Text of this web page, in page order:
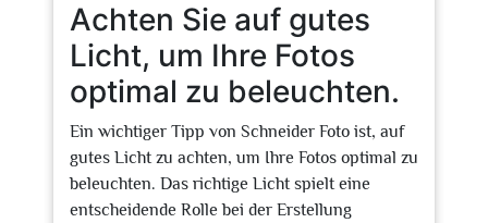
Achten Sie auf gutes
Licht, um Ihre Fotos
optimal zu beleuchten.
Ein wichtiger Tipp von Schneider Foto ist, auf
gutes Licht zu achten, um Ihre Fotos optimal zu
beleuchten. Das richtige Licht spielt eine
entscheidende Rolle bei der Erstellung